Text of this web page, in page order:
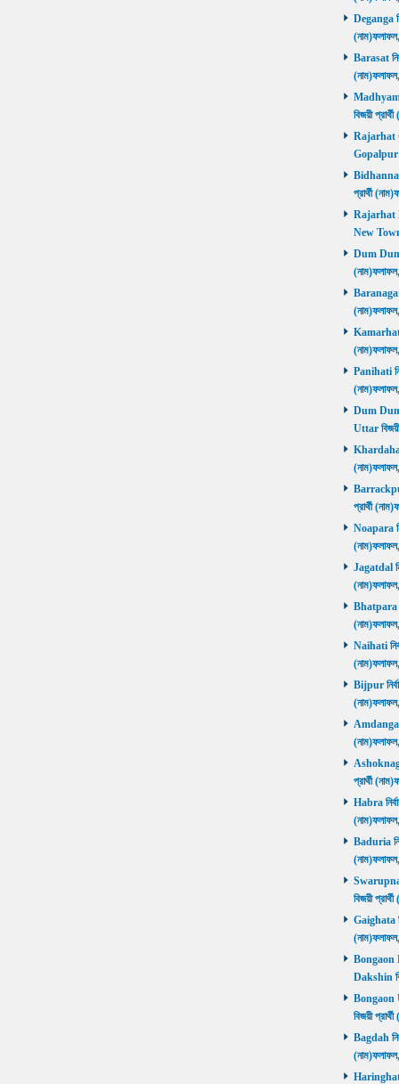
Deganga
Barasat
বিজয়ী
Rajarhat
Gopalpur
প্রার্থী
Rajarhat
New Town
Dum Dum
Baranagar
Kamarhati
Panihati
Dum Dum
Uttar
Khardaha
Barrackpur
প্রার্থী
Noapara
Jagatdal
Bhatpara
Naihati
Bijpur
Amdanga
প্রার্থী
Habra
Baduria
বিজয়ী
Gaighata
Bongaon
Dakshin
Bongaon
বিজয়ী
Bagdah
Haringhata